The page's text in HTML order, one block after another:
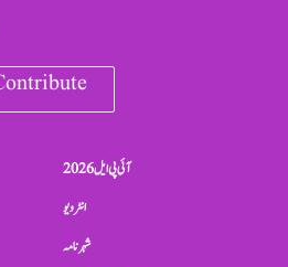
آئی پی ایل 2026
انٹرویو
شہرنامہ